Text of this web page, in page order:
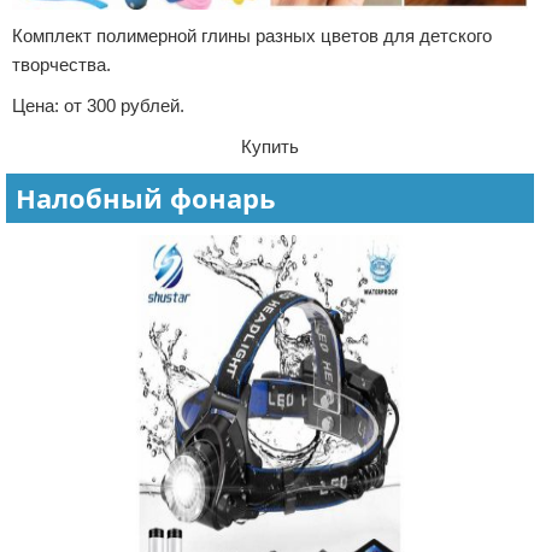
Комплект полимерной глины разных цветов для детского
творчества.
Цена: от 300 рублей.
Купить
Налобный фонарь